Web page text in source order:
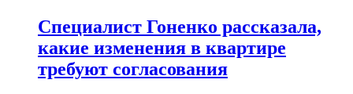
Специалист Гоненко рассказала,
какие изменения в квартире
требуют согласования